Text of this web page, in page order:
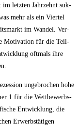
im letz­ten Jahr­zehnt suk­
mehr als ein Vier­tel
im Wan­del. Ver­
Moti­va­ti­on für die Teil­
oft­mals ihre
unge­bro­chen hohe
1 für die Wett­be­werbs­
Ent­wick­lung, die
Erwerbs­tä­ti­gen